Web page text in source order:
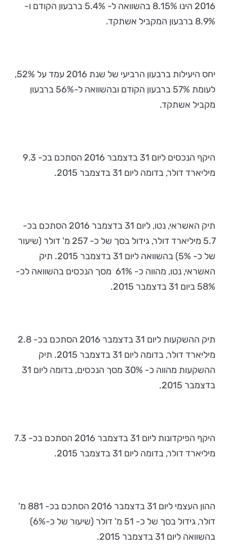
2016 הינו 8.15% בהשוואה ל- 5.4% ברבעון הקודם ו-
8.9% ברבעון המקביל אשתקד.
יחס היעילות ברבעון הרביעי של שנת 2016 עמד על 52%,
לעומת 57% ברבעון הקודם ובהשוואה ל-56% ברבעון
מקביל אשתקד.
היקף הנכסים ליום 31 בדצמבר 2016 הסתכם בכ- 9.3
מיליארד דולר, בדומה ליום 31 בדצמבר 2015.
תיק האשראי, נטו, ליום 31 בדצמבר 2016 הסתכם בכ-
5.7 מיליארד דולר, גידול בסך של כ- 257 מ' דולר (שיעור
של כ- 5%) בהשוואה ליום 31 בדצמבר 2015. תיק
האשראי, נטו, מהווה כ- 61% מסך הנכסים בהשוואה לכ-
58% ביום 31 בדצמבר 2015.
תיק ההשקעות ליום 31 בדצמבר 2016 הסתכם בכ- 2.8
מיליארד דולר, בדומה ליום 31 בדצמבר 2015. תיק
ההשקעות מהווה כ- 30% מסך הנכסים, בדומה ליום 31
בדצמבר 2015.
היקף הפיקדונות ליום 31 בדצמבר 2016 הסתכם בכ- 7.3
מיליארד דולר, בדומה ליום 31 בדצמבר 2015.
ההון העצמי ליום 31 בדצמבר 2016 הסתכם בכ- 881 מ'
דולר, גידול בסך של כ- 51 מ' דולר (שיעור של כ-6%)
בהשוואה ליום 31 בדצמבר 2015.